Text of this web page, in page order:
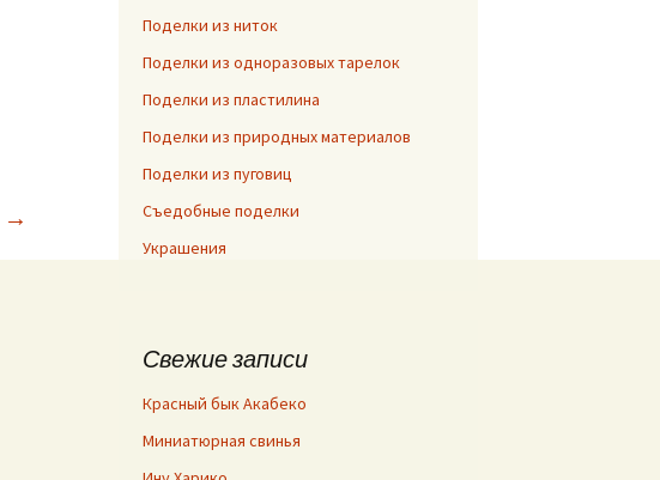
→
Поделки из ниток
Поделки из одноразовых тарелок
Поделки из пластилина
Поделки из природных материалов
Поделки из пуговиц
Съедобные поделки
Украшения
Свежие записи
Красный бык Акабеко
Миниатюрная свинья